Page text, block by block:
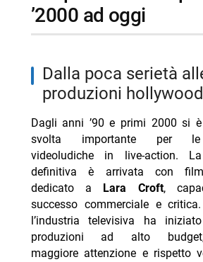
’2000 ad oggi
dalla poca serietà alle grandi
produzioni
Dagli anni ’90 e primi 2000 si
svolta importante per le
videoludiche in live-action. La
definitiva è arrivata con
dedicato a
Lara Croft,
successo commerciale e critica.
l’industria televisiva ha
produzioni ad alto
maggiore attenzione e rispetto